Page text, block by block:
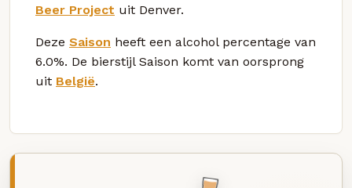
Beer Project uit Denver.
Deze Saison heeft een alcohol percentage van
6.0%. De bierstijl Saison komt van oorsprong
uit België.